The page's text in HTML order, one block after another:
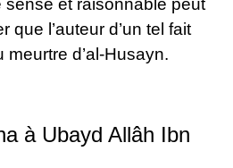
sensé et raisonnable peut
que l’auteur d’un tel fait
meurtre d’al-Husayn.
à Ubayd Allâh Ibn